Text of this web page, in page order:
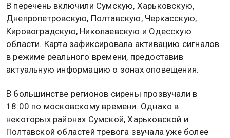
В перечень включили Сумскую, Харьковскую,
Днепропетровскую, Полтавскую, Черкасскую,
Кировоградскую, Николаевскую и Одесскую
области. Карта зафиксировала активацию сигналов
в режиме реального времени, предоставив
актуальную информацию о зонах оповещения.
В большинстве регионов сирены прозвучали в
18:00 по московскому времени. Однако в
некоторых районах Сумской, Харьковской и
Полтавской областей тревога звучала уже более